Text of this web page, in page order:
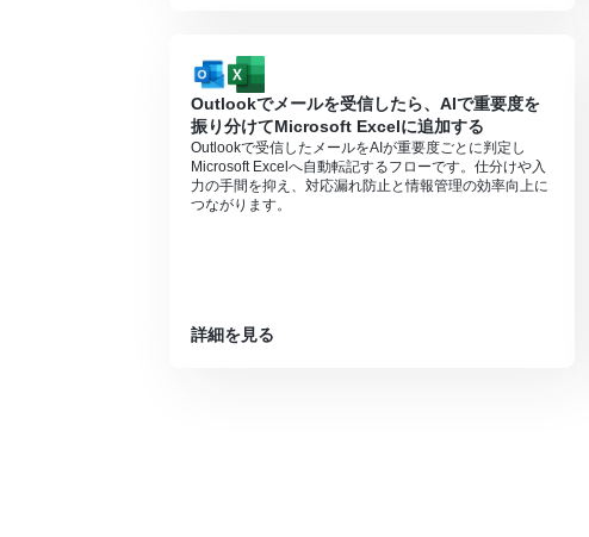
Outlookでメールを受信したら、AIで重要度を
振り分けてMicrosoft Excelに追加する
Outlookで受信したメールをAIが重要度ごとに判定し
Microsoft Excelへ自動転記するフローです。仕分けや入
力の手間を抑え、対応漏れ防止と情報管理の効率向上に
つながります。
詳細を見る